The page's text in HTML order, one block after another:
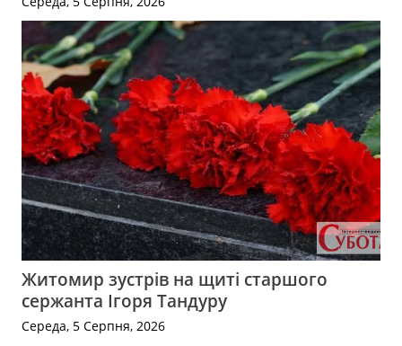
Житомир зустрів на щиті старшого
сержанта Ігоря Тандуру
Середа, 5 Серпня, 2026